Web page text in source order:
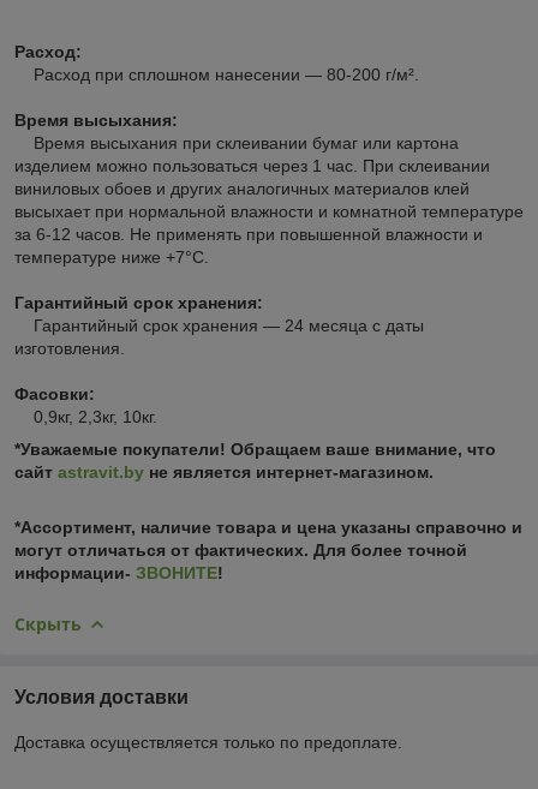
Расход:
Расход при сплошном нанесении — 80-200 г/м².
Время высыхания:
Время высыхания при склеивании бумаг или картона
изделием можно пользоваться через 1 час. При склеивании
виниловых обоев и других аналогичных материалов клей
высыхает при нормальной влажности и комнатной температуре
за 6-12 часов. Не применять при повышенной влажности и
температуре ниже +7°С.
Гарантийный срок хранения:
Гарантийный срок хранения — 24 месяца с даты
изготовления.
Фасовки:
0,9кг, 2,3кг, 10кг.
*Уважаемые покупатели! Обращаем ваше внимание, что
сайт astravit.by не является интернет-магазином.
*Ассортимент, наличие товара и цена указаны справочно и
могут отличаться от фактических. Для более точной
информации- ЗВОНИТЕ!
Скрыть
Условия доставки
Доставка осуществляется только по предоплате.